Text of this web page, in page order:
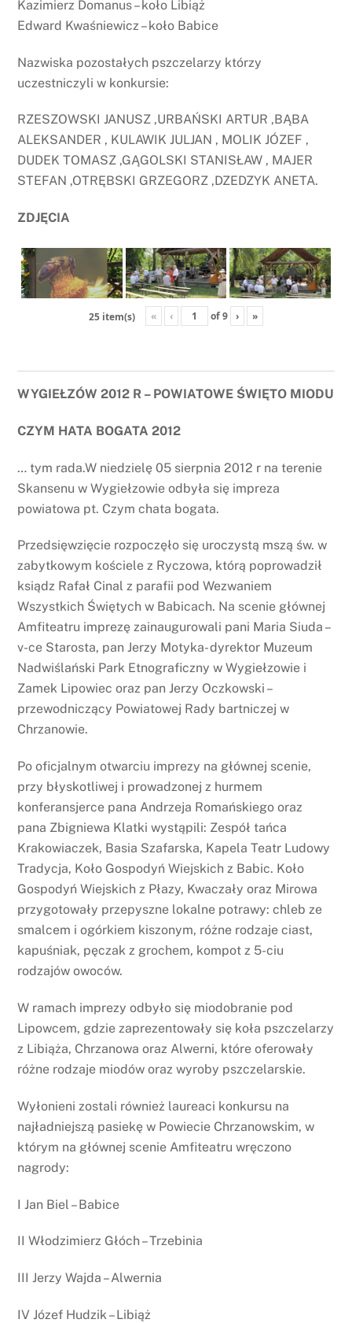
Kazimierz Domanus – koło Libiąż
Edward Kwaśniewicz – koło Babice
Nazwiska pozostałych pszczelarzy którzy
uczestniczyli w konkursie:
RZESZOWSKI JANUSZ ,URBAŃSKI ARTUR ,BĄBA
ALEKSANDER , KULAWIK JULJAN , MOLIK JÓZEF ,
DUDEK TOMASZ ,GĄGOLSKI STANISŁAW , MAJER
STEFAN ,OTRĘBSKI GRZEGORZ ,DZEDZYK ANETA.
ZDJĘCIA
25 item(s) « ‹ of9 › »
WYGIEŁZÓW 2012 R – POWIATOWE ŚWIĘTO MIODU
CZYM HATA BOGATA 2012
… tym rada.W niedzielę 05 sierpnia 2012 r na terenie
Skansenu w Wygiełzowie odbyła się impreza
powiatowa pt. Czym chata bogata.
Przedsięwzięcie rozpoczęło się uroczystą mszą św. w
zabytkowym kościele z Ryczowa, którą poprowadził
ksiądz Rafał Cinal z parafii pod Wezwaniem
Wszystkich Świętych w Babicach. Na scenie głównej
Amfiteatru imprezę zainaugurowali pani Maria Siuda –
v-ce Starosta, pan Jerzy Motyka- dyrektor Muzeum
Nadwiślański Park Etnograficzny w Wygiełzowie i
Zamek Lipowiec oraz pan Jerzy Oczkowski –
przewodniczący Powiatowej Rady bartniczej w
Chrzanowie.
Po oficjalnym otwarciu imprezy na głównej scenie,
przy błyskotliwej i prowadzonej z hurmem
konferansjerce pana Andrzeja Romańskiego oraz
pana Zbigniewa Klatki wystąpili: Zespół tańca
Krakowiaczek, Basia Szafarska, Kapela Teatr Ludowy
Tradycja, Koło Gospodyń Wiejskich z Babic. Koło
Gospodyń Wiejskich z Płazy, Kwaczały oraz Mirowa
przygotowały przepyszne lokalne potrawy: chleb ze
smalcem i ogórkiem kiszonym, różne rodzaje ciast,
kapuśniak, pęczak z grochem, kompot z 5-ciu
rodzajów owoców.
W ramach imprezy odbyło się miodobranie pod
Lipowcem, gdzie zaprezentowały się koła pszczelarzy
z Libiąża, Chrzanowa oraz Alwerni, które oferowały
różne rodzaje miodów oraz wyroby pszczelarskie.
Wyłonieni zostali również laureaci konkursu na
najładniejszą pasiekę w Powiecie Chrzanowskim, w
którym na głównej scenie Amfiteatru wręczono
nagrody:
I Jan Biel – Babice
II Włodzimierz Głóch – Trzebinia
III Jerzy Wajda – Alwernia
IV Józef Hudzik – Libiąż